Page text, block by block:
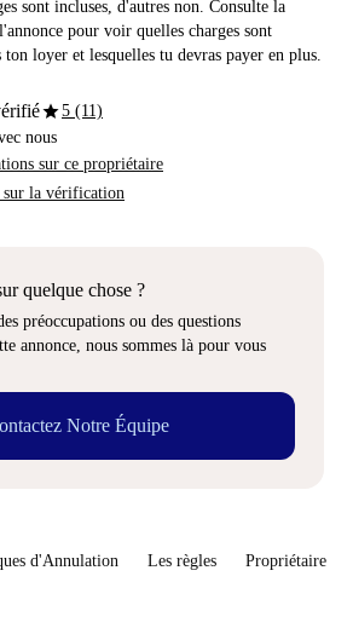
sont incluses, d'autres non. Consulte la
pour voir quelles charges sont
ton loyer et lesquelles tu devras payer en plus.
star5 (11)
nous
sur ce propriétaire
sur la vérification
quelque chose ?
préoccupations ou des questions
annonce, nous sommes là pour vous
Notre Équipe
d'Annulation Les règles Propriétaire